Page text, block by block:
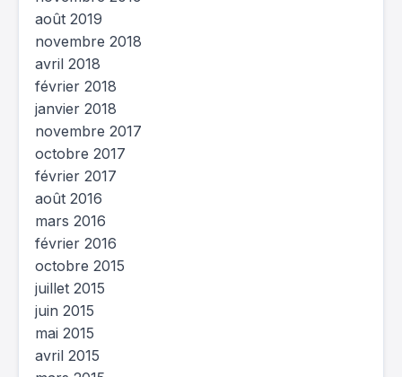
août 2019
novembre 2018
avril 2018
février 2018
janvier 2018
novembre 2017
octobre 2017
février 2017
août 2016
mars 2016
février 2016
octobre 2015
juillet 2015
juin 2015
mai 2015
avril 2015